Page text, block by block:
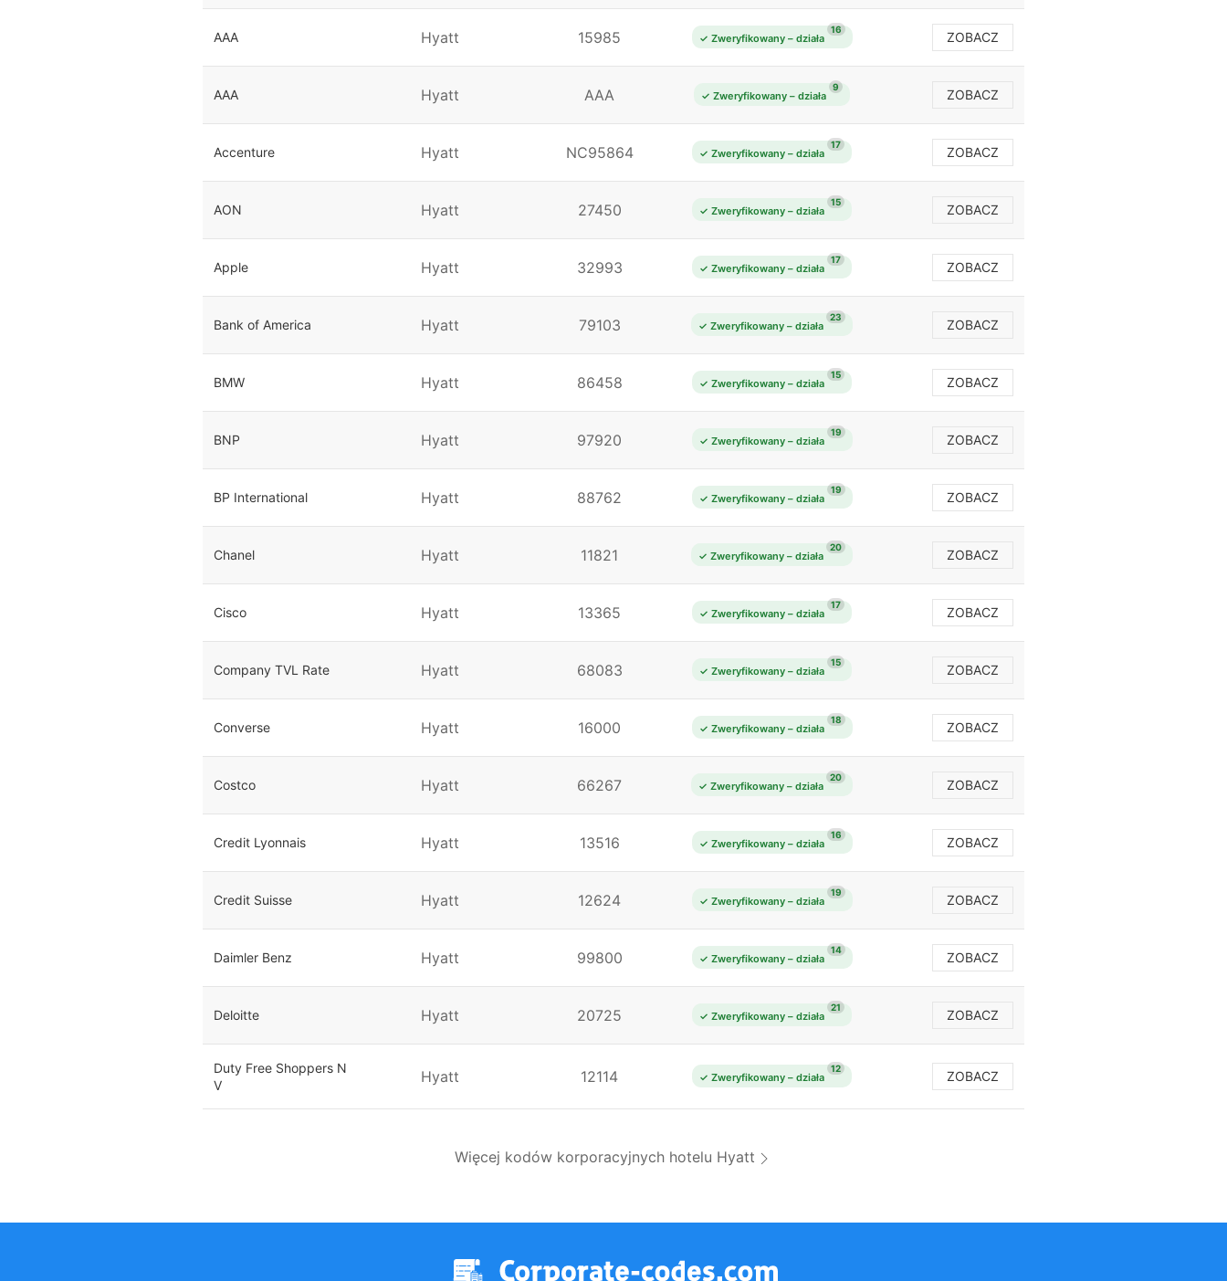
AAA Hyatt 15985 ✓ Zweryfikowany – działa
16 ZOBACZ
AAA Hyatt AAA ✓ Zweryfikowany – działa
9 ZOBACZ
Accenture Hyatt NC95864 ✓ Zweryfikowany – działa
17 ZOBACZ
AON Hyatt 27450 ✓ Zweryfikowany – działa
15 ZOBACZ
Apple Hyatt 32993 ✓ Zweryfikowany – działa
17 ZOBACZ
Bank of America Hyatt 79103 ✓ Zweryfikowany – działa
23 ZOBACZ
BMW Hyatt 86458 ✓ Zweryfikowany – działa
15 ZOBACZ
BNP Hyatt 97920 ✓ Zweryfikowany – działa
19 ZOBACZ
BP International Hyatt 88762 ✓ Zweryfikowany – działa
19 ZOBACZ
Chanel Hyatt 11821 ✓ Zweryfikowany – działa
20 ZOBACZ
Cisco Hyatt 13365 ✓ Zweryfikowany – działa
17 ZOBACZ
Company TVL Rate Hyatt 68083 ✓ Zweryfikowany – działa
15 ZOBACZ
Converse Hyatt 16000 ✓ Zweryfikowany – działa
18 ZOBACZ
Costco Hyatt 66267 ✓ Zweryfikowany – działa
20 ZOBACZ
Credit Lyonnais Hyatt 13516 ✓ Zweryfikowany – działa
16 ZOBACZ
Credit Suisse Hyatt 12624 ✓ Zweryfikowany – działa
19 ZOBACZ
Daimler Benz Hyatt 99800 ✓ Zweryfikowany – działa
14 ZOBACZ
Deloitte Hyatt 20725 ✓ Zweryfikowany – działa
21 ZOBACZ
Duty Free Shoppers N
V
Hyatt 12114 ✓ Zweryfikowany – działa
12 ZOBACZ
Więcej kodów korporacyjnych hotelu Hyatt